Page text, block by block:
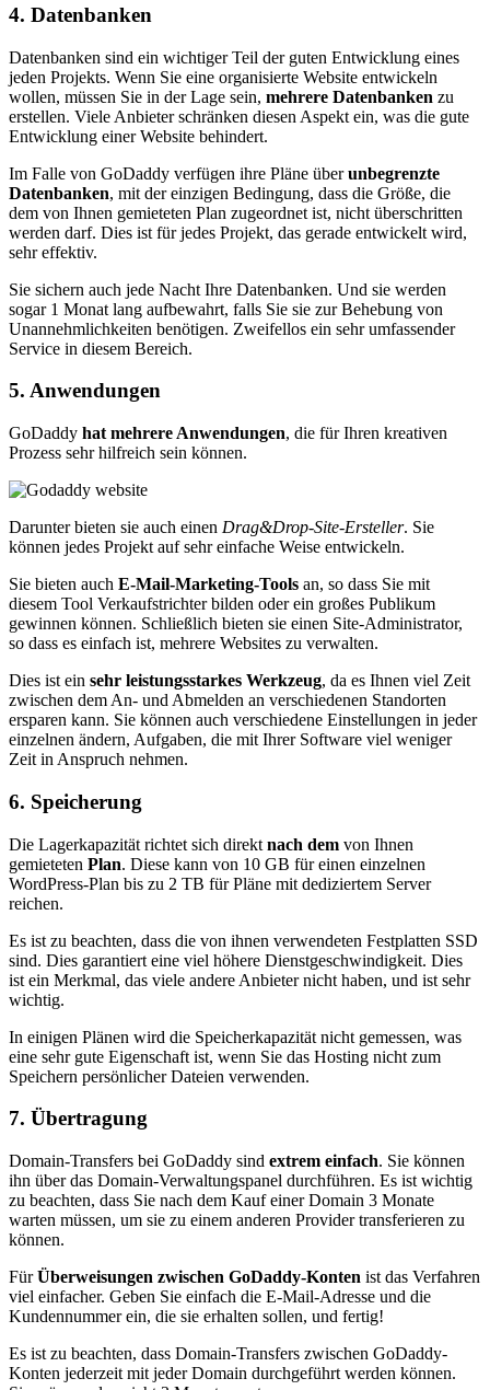
4. Datenbanken
Datenbanken sind ein wichtiger Teil der guten Entwicklung eines
jeden Projekts. Wenn Sie eine organisierte Website entwickeln
wollen, müssen Sie in der Lage sein, mehrere Datenbanken zu
erstellen. Viele Anbieter schränken diesen Aspekt ein, was die gute
Entwicklung einer Website behindert.
Im Falle von GoDaddy verfügen ihre Pläne überunbegrenzte
Datenbanken, mit der einzigen Bedingung, dass die Größe, die
dem von Ihnen gemieteten Plan zugeordnet ist, nicht überschritten
werden darf. Dies ist für jedes Projekt, das gerade entwickelt wird,
sehr effektiv.
Sie sichern auch jede Nacht Ihre Datenbanken. Und sie werden
sogar 1 Monat lang aufbewahrt, falls Sie sie zur Behebung von
Unannehmlichkeiten benötigen. Zweifellos ein sehr umfassender
Service in diesem Bereich.
5. Anwendungen
GoDaddy hat mehrere Anwendungen, die für Ihren kreativen
Prozess sehr hilfreich sein können.
Darunter bieten sie auch einen Drag&Drop-Site-Ersteller. Sie
können jedes Projekt auf sehr einfache Weise entwickeln.
Sie bieten auch E-Mail-Marketing-Tools an, so dass Sie mit
diesem Tool Verkaufstrichter bilden oder ein großes Publikum
gewinnen können. Schließlich bieten sie einen Site-Administrator,
so dass es einfach ist, mehrere Websites zu verwalten.
Dies ist ein sehr leistungsstarkes Werkzeug, da es Ihnen viel Zeit
zwischen dem An- und Abmelden an verschiedenen Standorten
ersparen kann. Sie können auch verschiedene Einstellungen in jeder
einzelnen ändern, Aufgaben, die mit Ihrer Software viel weniger
Zeit in Anspruch nehmen.
6. Speicherung
Die Lagerkapazität richtet sich direkt nach dem von Ihnen
gemieteten Plan. Diese kann von 10 GB für einen einzelnen
WordPress-Plan bis zu 2 TB für Pläne mit dediziertem Server
reichen.
Es ist zu beachten, dass die von ihnen verwendeten Festplatten SSD
sind. Dies garantiert eine viel höhere Dienstgeschwindigkeit. Dies
ist ein Merkmal, das viele andere Anbieter nicht haben, und ist sehr
wichtig.
In einigen Plänen wird die Speicherkapazität nicht gemessen, was
eine sehr gute Eigenschaft ist, wenn Sie das Hosting nicht zum
Speichern persönlicher Dateien verwenden.
7. Übertragung
Domain-Transfers bei GoDaddy sind extrem einfach. Sie können
ihn über das Domain-Verwaltungspanel durchführen. Es ist wichtig
zu beachten, dass Sie nach dem Kauf einer Domain 3 Monate
warten müssen, um sie zu einem anderen Provider transferieren zu
können.
FürÜberweisungen zwischen GoDaddy-Konten ist das Verfahren
viel einfacher. Geben Sie einfach die E-Mail-Adresse und die
Kundennummer ein, die sie erhalten sollen, und fertig!
Es ist zu beachten, dass Domain-Transfers zwischen GoDaddy-
Konten jederzeit mit jeder Domain durchgeführt werden können.